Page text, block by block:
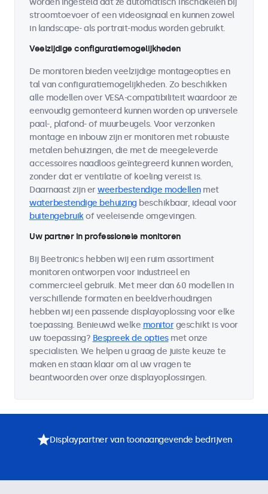
worden ingesteld dat ze automatisch inschakelen bij
stroomtoevoer of een videosignaal en kunnen zowel
in landscape- als portrait-modus worden gebruikt.
Veelzijdige configuratiemogelijkheden
De monitoren bieden veelzijdige montageopties en
tal van configuratiemogelijkheden. Zo beschikken
alle modellen over VESA-compatibiliteit waardoor ze
eenvoudig gemonteerd kunnen worden op universele
paal-, plafond- of muurbeugels. Voor verzonken
montage en inbouw zijn er monitoren met robuuste
metalen behuizingen, die met de meegeleverde
accessoires naadloos geïntegreerd kunnen worden,
zonder dat er ventilatie of koeling vereist is.
Daarnaast zijn erweerbestendige modellenmet
waterbestendige behuizing beschikbaar, ideaal voor
buitengebruikof veeleisende omgevingen.
Uw partner in professionele monitoren
Bij Beetronics hebben wij een ruim assortiment
monitoren ontworpen voor industrieel en
commercieel gebruik. Met meer dan 60 modellen in
verschillende formaten en beeldverhoudingen
hebben wij een passende displayoplossing voor elke
toepassing. Benieuwd welke monitorgeschikt is voor
uw toepassing? Bespreek de optiesmet onze
specialisten. We helpen u graag de juiste keuze te
maken en staan klaar om al uw vragen te
beantwoorden over onze displayoplossingen.
Displaypartner van toonaangevende bedrijven